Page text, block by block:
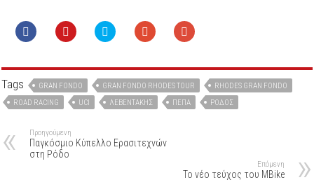
Tags GRAN FONDO GRAN FONDO RHODES TOUR
RHODES GRAN FONDO
ROAD RACING
UCI ΛΕΒΕΝΤΆΚΗΣ ΠΕΠΑ ΡΌΔΟΣ
Προηγούμενη
Παγκόσμιο Κύπελλο Ερασιτεχνών
στη Ρόδο
Επόμενη
To νέο τεύχος του MBike